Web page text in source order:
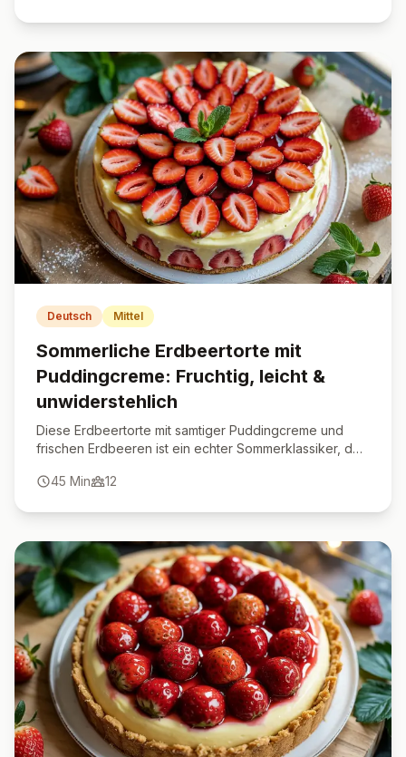
Deutsch Mittel
Sommerliche Erdbeertorte mit
Puddingcreme: Fruchtig, leicht &
unwiderstehlich
Diese Erdbeertorte mit samtiger Puddingcreme und
frischen Erdbeeren ist ein echter Sommerklassiker, der
45 Min 12